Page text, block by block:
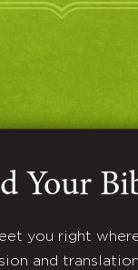
Your
you right
and